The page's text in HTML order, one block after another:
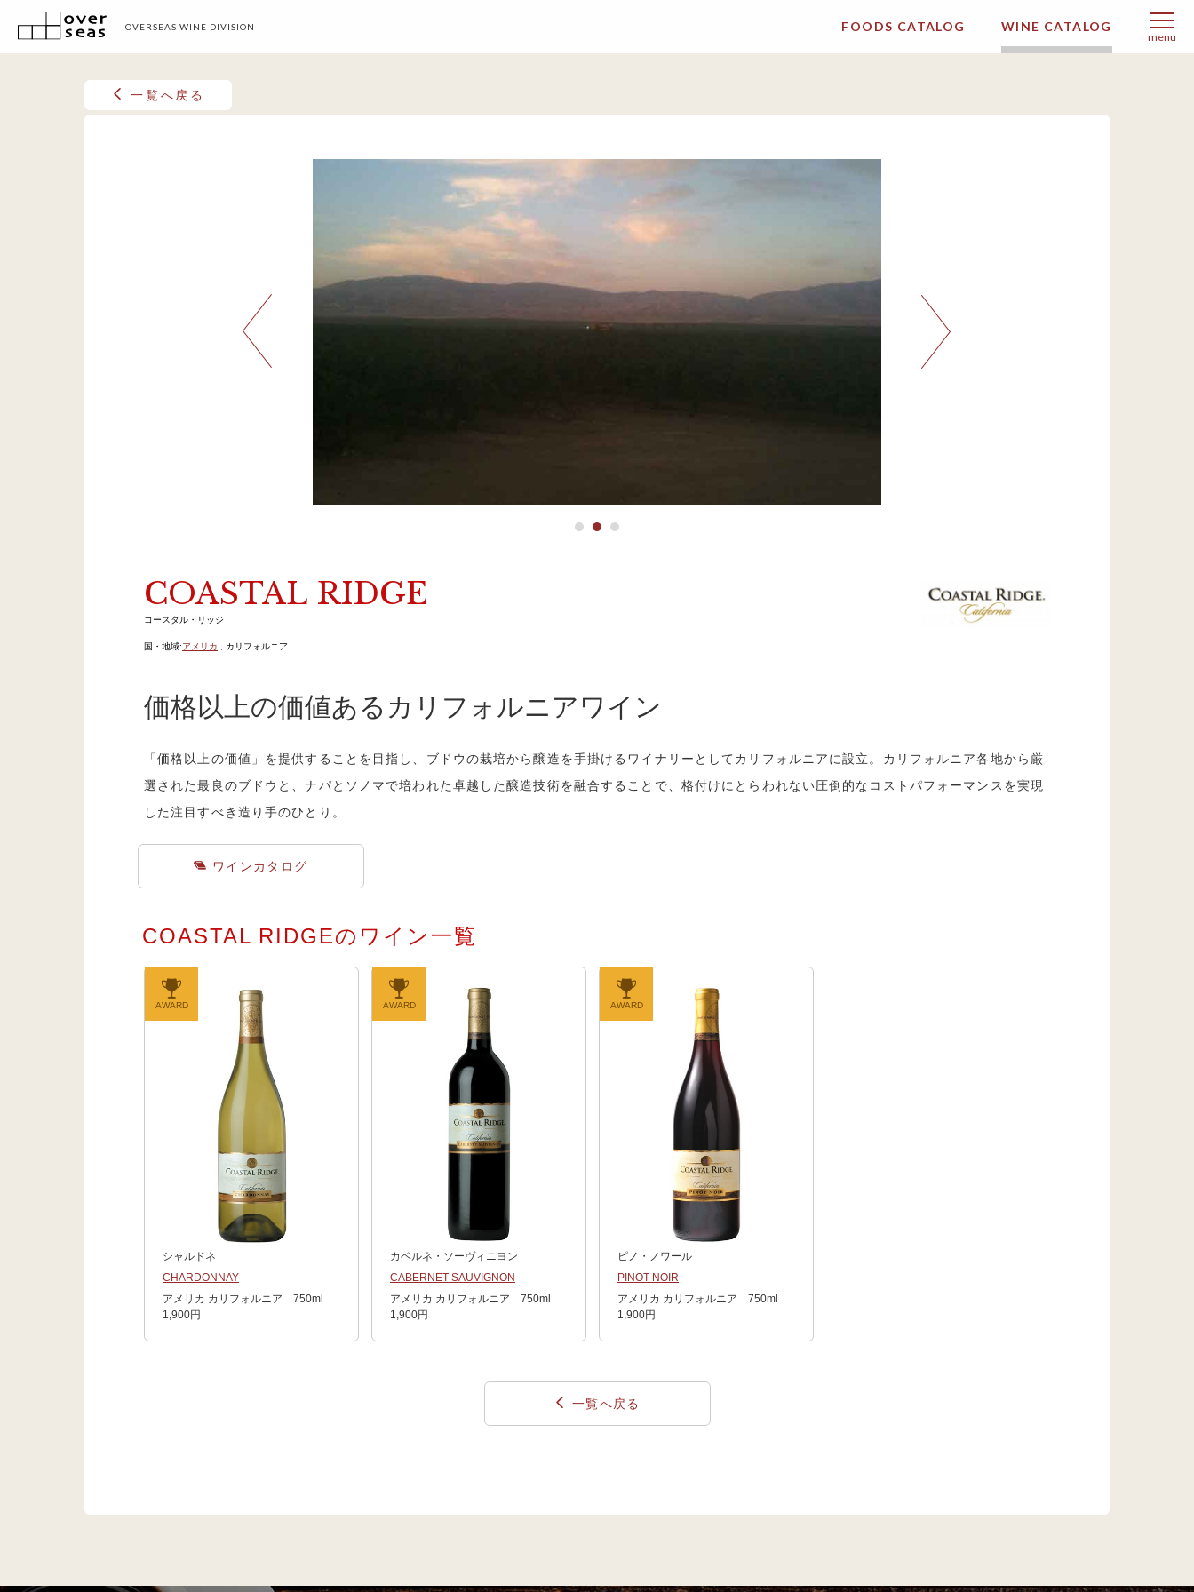
OVERSEAS WINE DIVISION FOODS CATALOG WINE CATALOG
menu
一覧へ戻る
COASTAL RIDGE
コースタル・リッジ
国・地域:アメリカ , カリフォルニア
価格以上の価値あるカリフォルニアワイン
「価格以上の価値」を提供することを目指し、ブドウの栽培から醸造を手掛けるワイナリーとしてカリフォルニアに設立。カリフォルニア各地から厳
選された最良のブドウと、ナパとソノマで培われた卓越した醸造技術を融合することで、格付けにとらわれない圧倒的なコストパフォーマンスを実現
した注目すべき造り手のひとり。
ワインカタログ
COASTAL RIDGEのワイン一覧
AWARD
シャルドネ
CHARDONNAY
アメリカ カリフォルニア 750ml
1,900円
AWARD
カベルネ・ソーヴィニヨン
CABERNET SAUVIGNON
アメリカ カリフォルニア 750ml
1,900円
AWARD
ピノ・ノワール
PINOT NOIR
アメリカ カリフォルニア 750ml
1,900円
一覧へ戻る